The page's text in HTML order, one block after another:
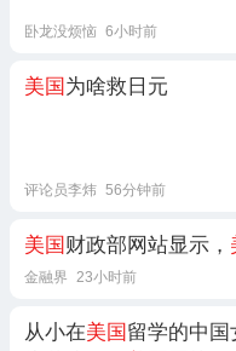
卧龙没烦恼 6小时前
美国 为啥救日元
评论员李炜 56分钟前
美国 财政部网站显示，
金融界 23小时前
从小在美国 留学的中国